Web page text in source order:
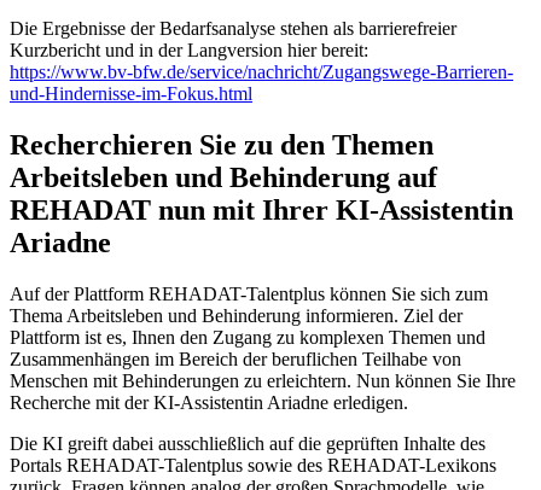
Die Ergebnisse der Bedarfsanalyse stehen als barrierefreier
Kurzbericht und in der Langversion hier bereit:
https://www.bv-bfw.de/service/nachricht/Zugangswege-Barrieren-
und-Hindernisse-im-Fokus.html
Recherchieren Sie zu den Themen
Arbeitsleben und Behinderung auf
REHADAT nun mit Ihrer KI-Assistentin
Ariadne
Auf der Plattform REHADAT-Talentplus können Sie sich zum
Thema Arbeitsleben und Behinderung informieren. Ziel der
Plattform ist es, Ihnen den Zugang zu komplexen Themen und
Zusammenhängen im Bereich der beruflichen Teilhabe von
Menschen mit Behinderungen zu erleichtern. Nun können Sie Ihre
Recherche mit der KI-Assistentin Ariadne erledigen.
Die KI greift dabei ausschließlich auf die geprüften Inhalte des
Portals REHADAT-Talentplus sowie des REHADAT-Lexikons